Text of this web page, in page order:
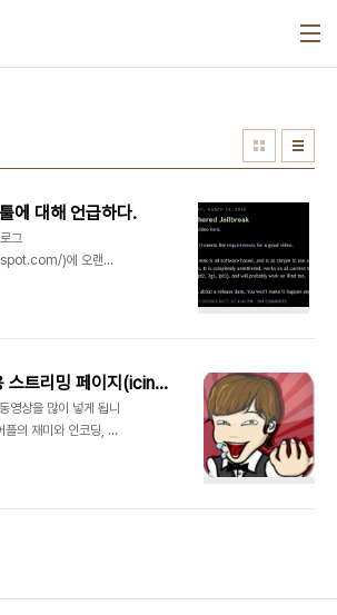
에 대해 언급하다.
그
)에 오랜만
게 설명해 드리면, 우
패드에서도 작동할 거
개날짜는 아직 미정이
각해 볼 것은 펌웨어에
웨어가 뭐든 상관없다
레인'을 업그레이드 하
, 후자의 경우 3.1.3 유
아이폰, 아이팟 전용 스트리밍 페이지(icinema, iserio)
영상을 많이 넣게 됩니
플의 재미와 인코딩, 동
해지기도 하는데요, 이